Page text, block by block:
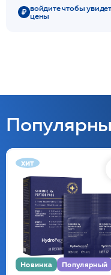
войдите чтобы
цены
хит
Новинка Популярный